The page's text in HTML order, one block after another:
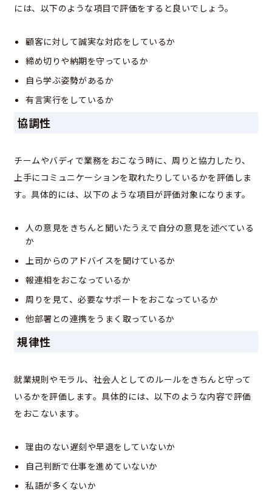
には、以下のような項目で評価をすると良いでしょう。
顧客に対して誠実な対応をしているか
締め切りや納期を守っているか
自ら学ぶ姿勢があるか
有言実行をしているか
協調性
チームやバディで業務をおこなう時に、周りと協力したり、
上手にコミュニケーションを取れたりしているかを評価しま
す。具体的には、以下のような項目が評価対象になります。
人の意見をきちんと聞いたうえで自分の意見を述べている
か
上司からのアドバイスを聞けているか
報連相をおこなっているか
周りを見て、必要なサポートをおこなっているか
他部署との連携をうまく取っているか
規律性
就業規則やモラル、社会人としてのルールをきちんと守って
いるかを評価します。具体的には、以下のような内容で評価
をおこないます。
理由のない遅刻や早退をしていないか
自己判断で仕事を進めていないか
私語が多くないか